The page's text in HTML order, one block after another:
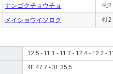
ナンゴクチョウチョ 牝2
メイショウイソロク 牡2
12.5 - 11.1 - 11.7 - 12.4 - 12.2 -
4F 47.7 - 3F 35.5